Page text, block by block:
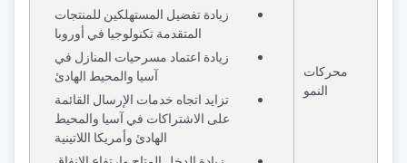
محركات
النمو
زيادة تفضيل المستهلكين للمنتجات
المتقدمة تكنولوجيا في أوروبا
زيادة اعتماد مسرحيات المنازل في
آسيا والمحيط الهادئ
تزايد اتجاه خدمات الإرسال القائمة
على الاشتراكات في آسيا والمحيط
الهادئ وأمريكا اللاتينية